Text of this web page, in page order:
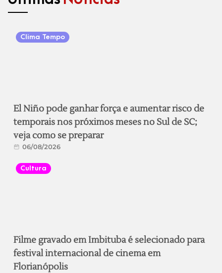
Clima Tempo
El Niño pode ganhar força e aumentar risco de
temporais nos próximos meses no Sul de SC;
veja como se preparar
06/08/2026
Cultura
Filme gravado em Imbituba é selecionado para
festival internacional de cinema em
Florianópolis